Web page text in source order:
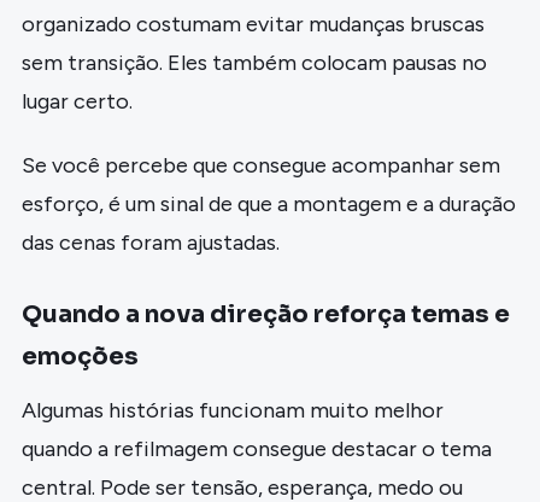
organizado costumam evitar mudanças bruscas
sem transição. Eles também colocam pausas no
lugar certo.
Se você percebe que consegue acompanhar sem
esforço, é um sinal de que a montagem e a duração
das cenas foram ajustadas.
Quando a nova direção reforça temas e
emoções
Algumas histórias funcionam muito melhor
quando a refilmagem consegue destacar o tema
central. Pode ser tensão, esperança, medo ou